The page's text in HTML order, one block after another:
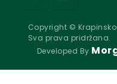
Copyright ©
Sva prava pridržana.
Developed By